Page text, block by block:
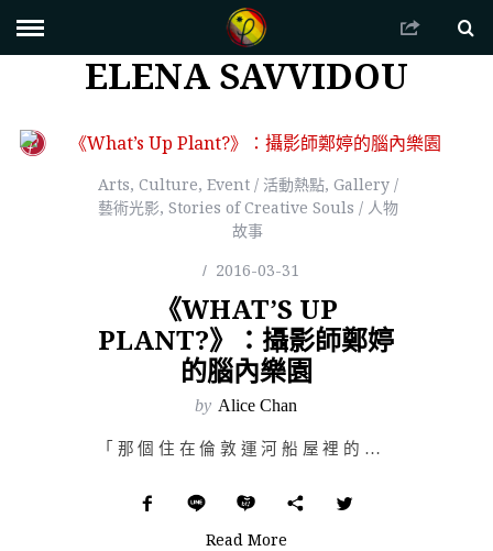
ELENA SAVVIDOU
Arts, Culture, Event / 活動熱點, Gallery /
藝術光影, Stories of Creative Souls / 人物
故事
2016-03-31
《WHAT’S UP
PLANT?》：攝影師鄭婷
的腦內樂園
by Alice Chan
「那個住在倫敦運河船屋裡的攝影師鄭婷，她絕對是個怪人。」 第一次見到鄭婷的作品，是在她與莎士比亞的妹…
Read More